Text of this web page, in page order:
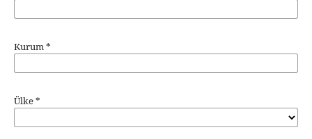
Kurum*
Ülke*